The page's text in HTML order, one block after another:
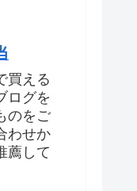
買える
ログを
のをご
わせか
薦して